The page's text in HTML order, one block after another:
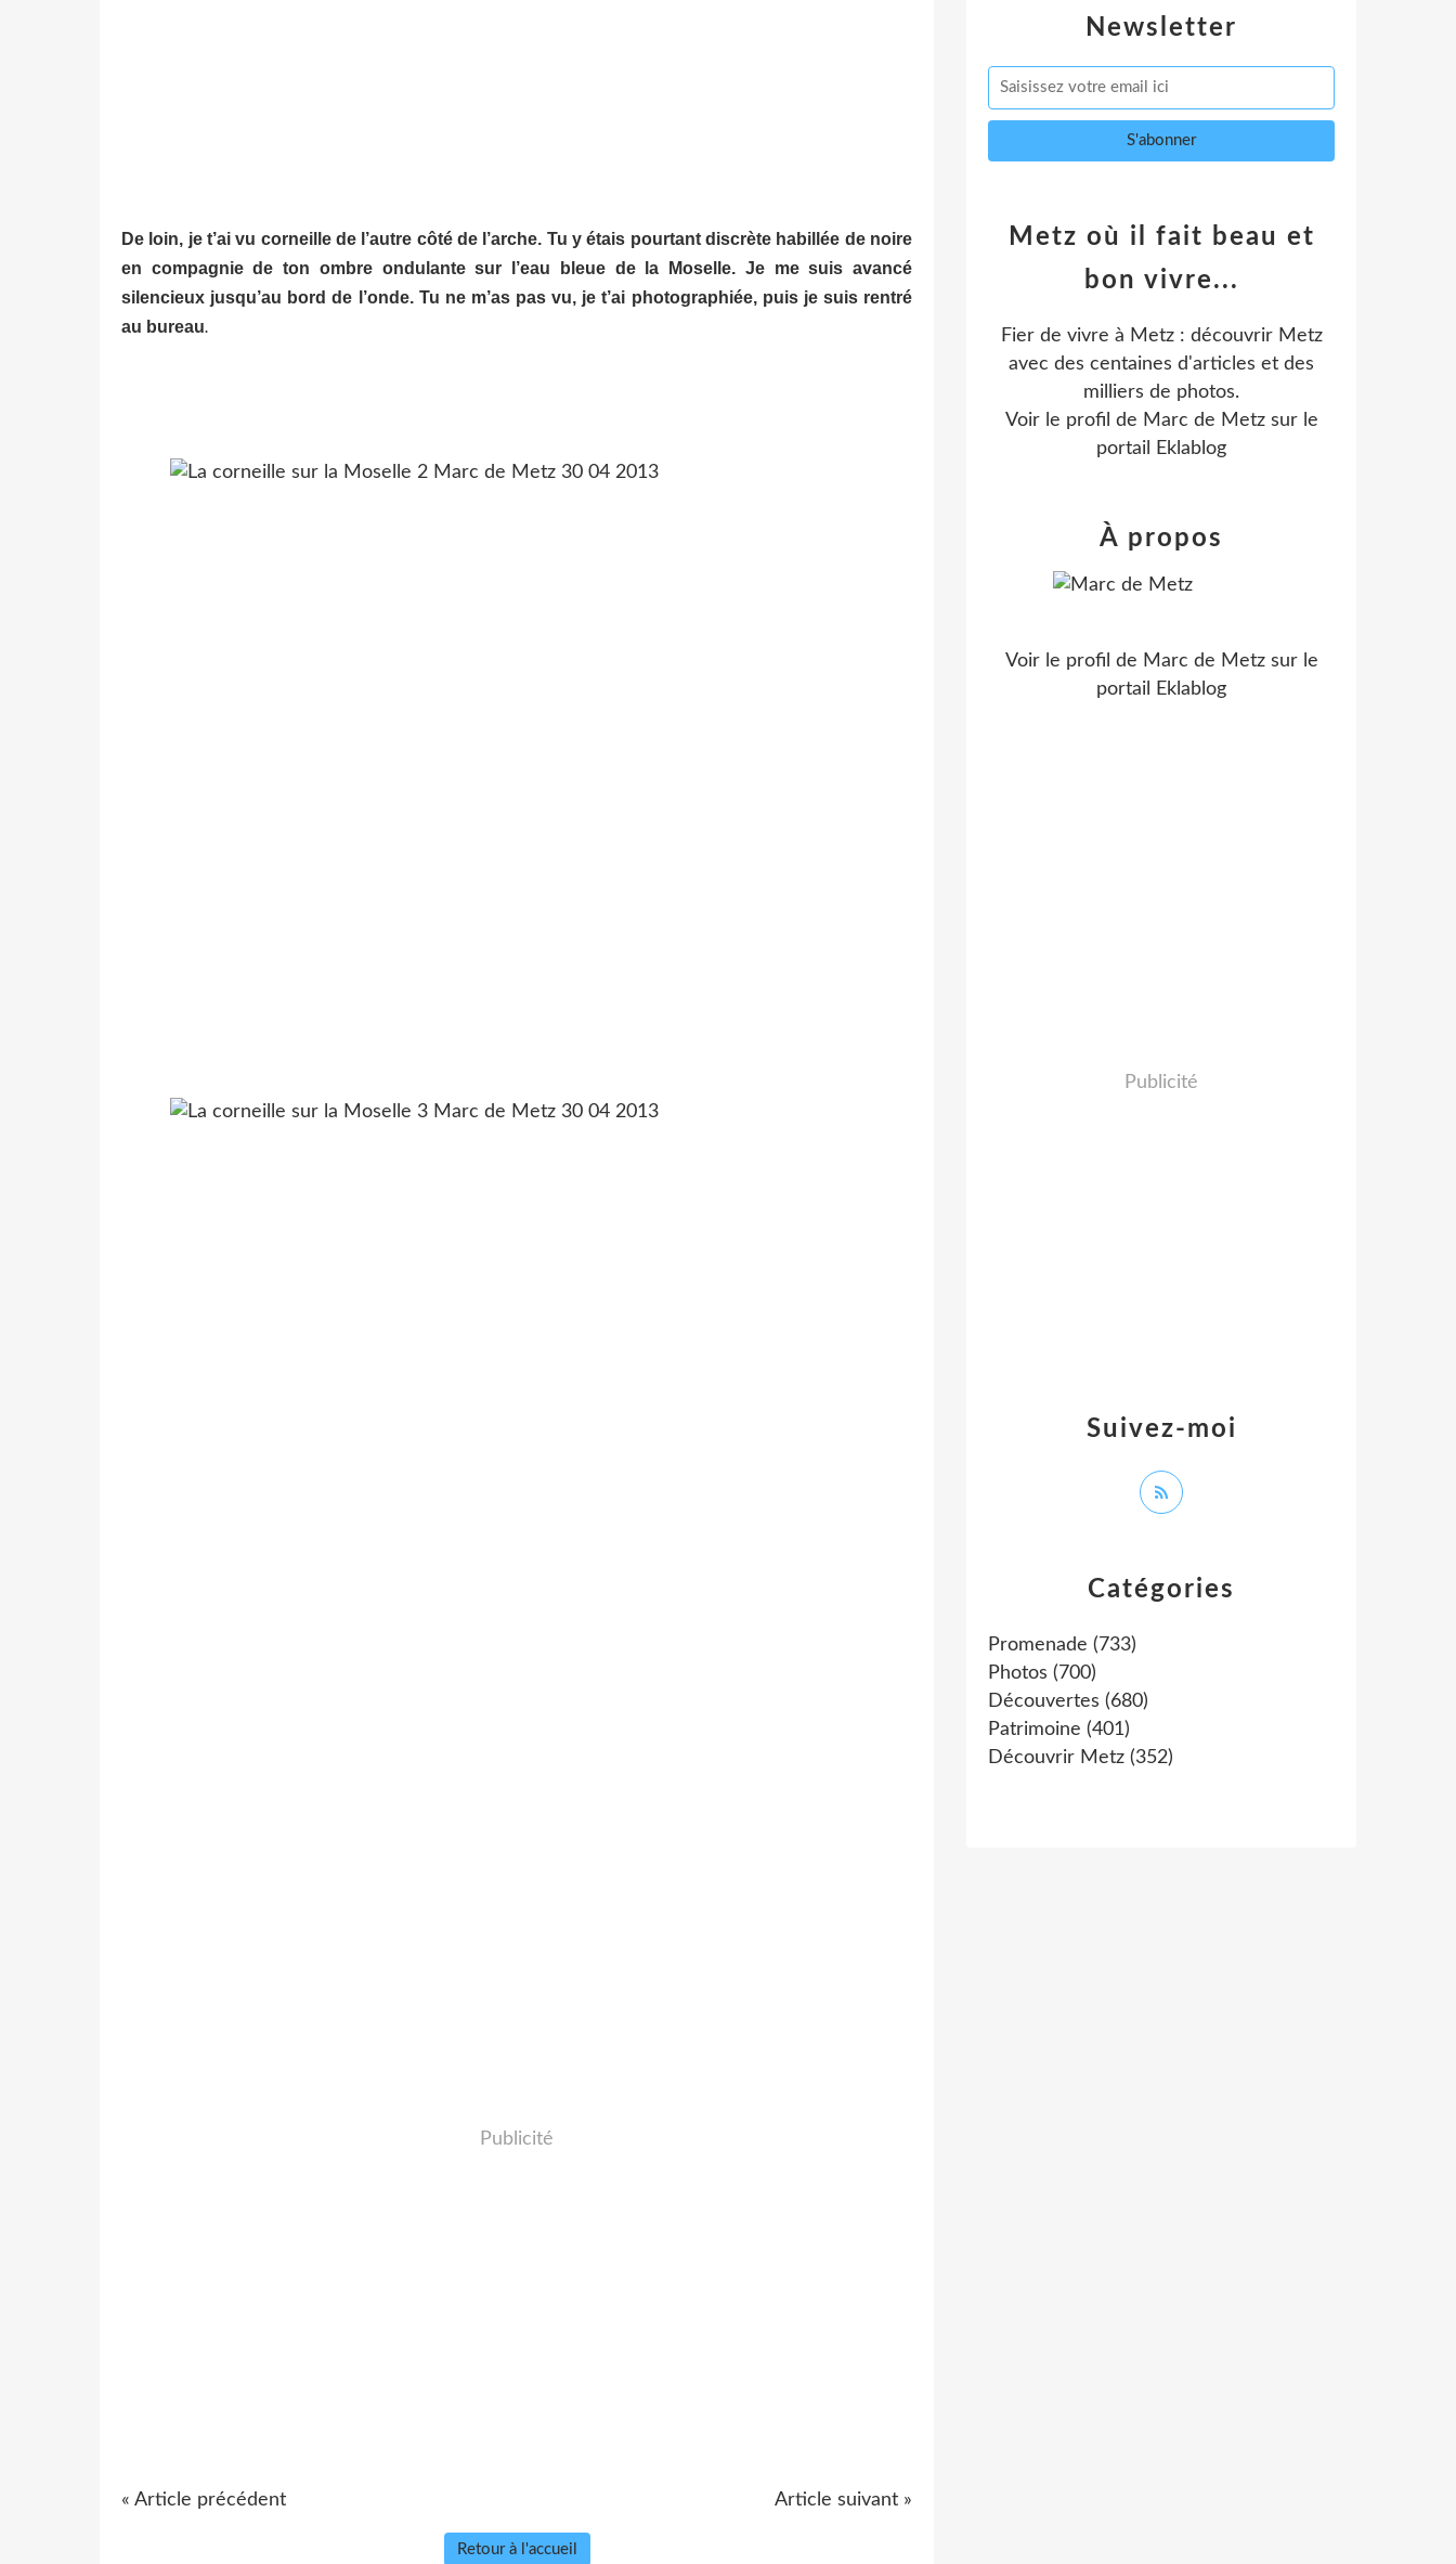
De loin, je t’ai vu corneille de l’autre côté de l’arche. Tu y étais pourtant discrète habillée de noire
en compagnie de ton ombre ondulante sur l’eau bleue de la Moselle. Je me suis avancé
silencieux jusqu’au bord de l’onde. Tu ne m’as pas vu, je t’ai photographiée, puis je suis rentré
au bureau.
Publicité
« Article précédent Article suivant »
Retour à l'accueil
Newsletter
Catégories
Promenade (733)
Photos (700)
Découvertes (680)
Patrimoine (401)
Découvrir Metz (352)
Metz où il fait beau et
bon vivre...
Fier de vivre à Metz : découvrir Metz
avec des centaines d'articles et des
milliers de photos.
Voir le profil de Marc de Metzsur le
portail Eklablog
Suivez-moi
À propos
Voir le profil de Marc de Metzsur le
portail Eklablog
Publicité